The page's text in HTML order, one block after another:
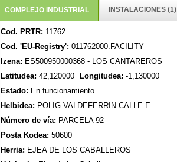
COMPLEJO INDUSTRIAL INSTALACIONES (1)
Cod. PRTR: 11762
Cod. 'EU-Registry': 011762000.FACILITY
Izena: ES500950000368 - LOS CANTAREROS
Latitudea: 42,120000 Longitudea: -1,130000
Estado: En funcionamiento
Helbidea: POLIG VALDEFERRIN CALLE E
Número de vía: PARCELA 92
Posta Kodea: 50600
Herria: EJEA DE LOS CABALLEROS